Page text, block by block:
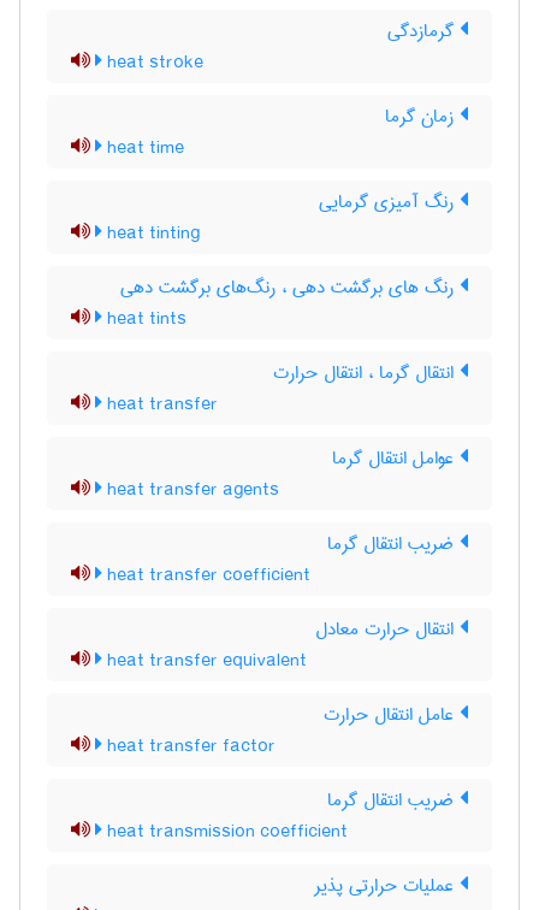
گرمازدگی
heat stroke
زمان گرما
heat time
رنگ آمیزی گرمایی
heat tinting
رنگ های برگشت دهی ، رنگ‌های برگشت دهی
heat tints
انتقال گرما ، انتقال حرارت
heat transfer
عوامل انتقال گرما
heat transfer agents
ضریب انتقال گرما
heat transfer coefficient
انتقال حرارت معادل
heat transfer equivalent
عامل انتقال حرارت
heat transfer factor
ضریب انتقال گرما
heat transmission coefficient
عملیات حرارتی پذیر